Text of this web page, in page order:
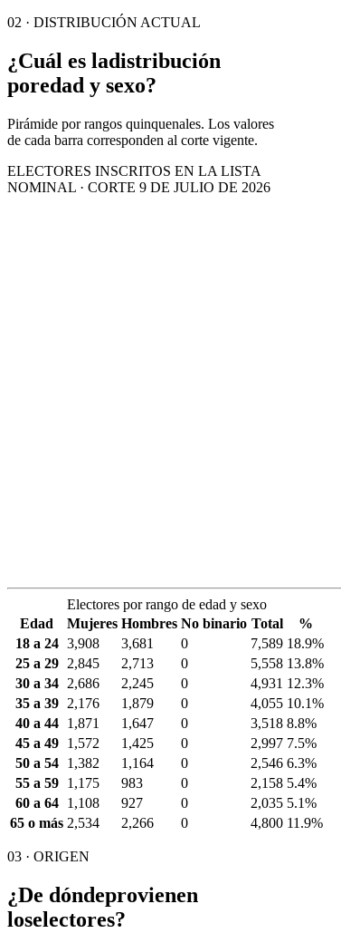
02 · DISTRIBUCIÓN ACTUAL
¿Cuál es ladistribución
poredad y sexo?
Pirámide por rangos quinquenales. Los valores
de cada barra corresponden al corte vigente.
ELECTORES INSCRITOS EN LA LISTA
NOMINAL · CORTE 9 DE JULIO DE 2026
Electores por rango de edad y sexo
Edad
Mujeres Hombres No binario Total
%
18 a 24 3,908 3,681 0 7,589 18.9%
25 a 29
2,845 2,713 0 5,558 13.8%
30 a 34
2,686 2,245 0 4,931 12.3%
35 a 39
2,176 1,879 0 4,055 10.1%
40 a 44
1,871 1,647 0 3,518 8.8%
45 a 49
1,572 1,425 0 2,997 7.5%
50 a 54
1,382 1,164 0 2,546 6.3%
55 a 59
1,175 983 0 2,158 5.4%
60 a 64
1,108 927 0 2,035 5.1%
65 o más 2,534 2,266 0 4,800 11.9%
03 · ORIGEN
¿De dóndeprovienen
loselectores?